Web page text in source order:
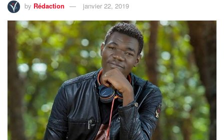
by Rédaction janvier 22, 2019